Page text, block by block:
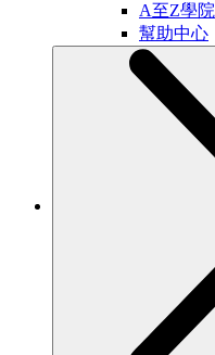
A至Z學院
幫助中心